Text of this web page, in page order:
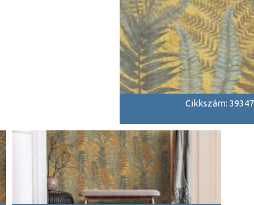
Cikkszám: